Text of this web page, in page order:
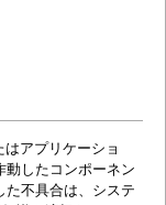
アプリケーショ
動したコンポーネン
た不具合は、システ